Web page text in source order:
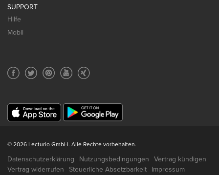
SUPPORT
Hilfe
Mobil
© 2026 Lecturio GmbH. Alle Rechte vorbehalten.
Datenschutzerklärung Nutzungsbedingungen
Vertrag kündigen
Vertrag widerrufen
Steuerliche Absetzbarkeit Impressum